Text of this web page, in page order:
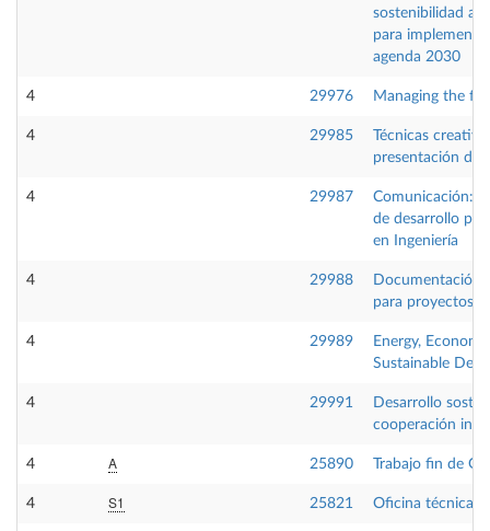
sostenibilidad
para
agenda 2030
4 29976 Managing the
4 29985
Técnicas
presentación de
4 29987
de desarrollo
en Ingeniería
4 29988
Documentación
para proyectos
4 29989
Energy,
Sustainable
4 29991
Desarrollo
cooperación
4 A 25890 Trabajo fin de
4 S1 25821 Oficina técnica